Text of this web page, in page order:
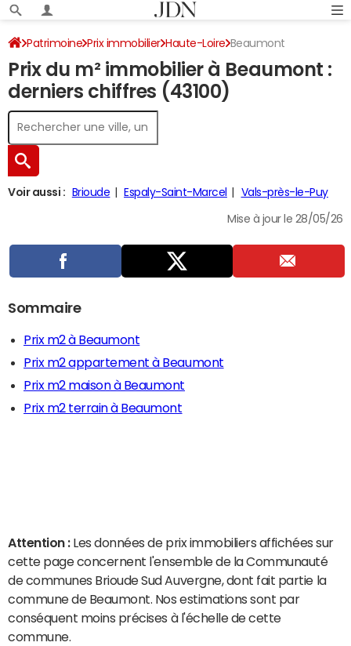
Patrimoine Prix immobilier Haute-Loire Beaumont
Prix du m² immobilier à Beaumont :
derniers chiffres (43100)
Voir aussi : Brioude Espaly-Saint-Marcel Vals-près-le-Puy
Mise à jour le 28/05/26
Sommaire
Prix m2 à Beaumont
Prix m2 appartement à Beaumont
Prix m2 maison à Beaumont
Prix m2 terrain à Beaumont
Attention : Les données de prix immobiliers affichées sur
cette page concernent l'ensemble de la Communauté
de communes Brioude Sud Auvergne, dont fait partie la
commune de Beaumont. Nos estimations sont par
conséquent moins précises à l'échelle de cette
commune.